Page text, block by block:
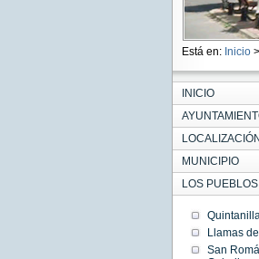
Está en: Inicio >
INICIO
LOCALIZACIÓN
MUNICIPIO
LOS PUEBLOS
Llamas
San